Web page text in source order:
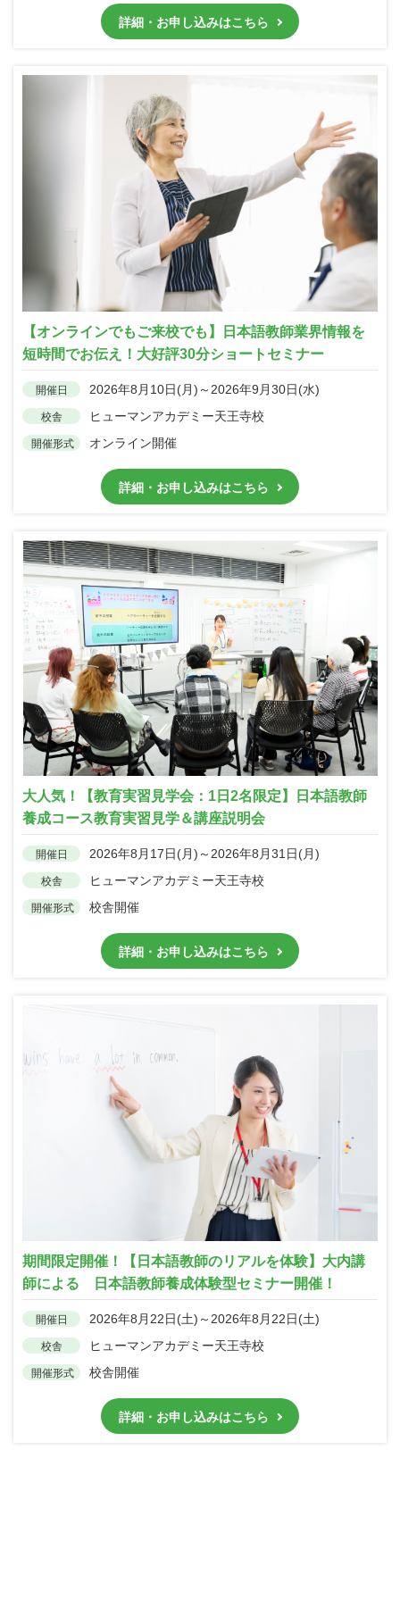
詳細・お申し込みはこちら
【オンラインでもご来校でも】日本語教師業界情報を
短時間でお伝え！大好評30分ショートセミナー
開催日 2026年8月10日(月)～2026年9月30日(水)
校舎 ヒューマンアカデミー天王寺校
開催形式 オンライン開催
詳細・お申し込みはこちら
大人気！【教育実習見学会：1日2名限定】日本語教師
養成コース教育実習見学＆講座説明会
開催日 2026年8月17日(月)～2026年8月31日(月)
校舎 ヒューマンアカデミー天王寺校
開催形式 校舎開催
詳細・お申し込みはこちら
期間限定開催！【日本語教師のリアルを体験】大内講
師による 日本語教師養成体験型セミナー開催！
開催日 2026年8月22日(土)～2026年8月22日(土)
校舎 ヒューマンアカデミー天王寺校
開催形式 校舎開催
詳細・お申し込みはこちら